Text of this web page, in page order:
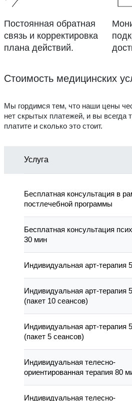
Постоянная обратная
связь и корректировка
плана действий.
Стоимость медицинских
Мы гордимся тем, что наши цены
нет скрытых платежей, и вы всегда
платите и сколько это стоит.
Услуга
Бесплатная консультация в
постлечебной программы
Бесплатная консультация
30 мин
Индивидуальная арт-терапия
Индивидуальная арт-терапия
(пакет 10 сеансов)
Индивидуальная арт-терапия
(пакет 5 сеансов)
Индивидуальная телесно-
ориентированная терапия 80
Индивидуальная телесно-